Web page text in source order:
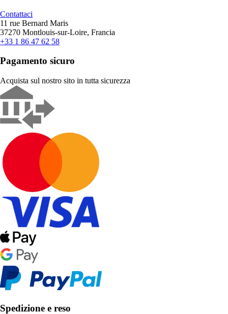
Contattaci
11 rue Bernard Maris
37270 Montlouis-sur-Loire, Francia
+33 1 86 47 62 58
Pagamento sicuro
Acquista sul nostro sito in tutta sicurezza
Spedizione e reso